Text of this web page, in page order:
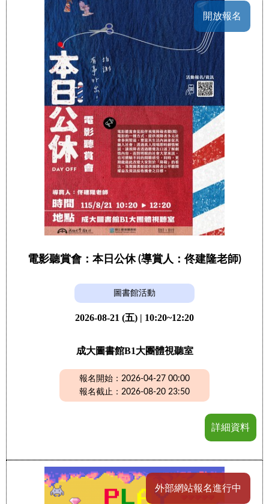
開放報名
電影聽賞會：本日公休 (導賞人：佟建隆老師)
圖書館活動
2026-08-21 (五) | 10:20~12:20
成大圖書館B1大團體視聽室
報名開始：2026-04-27 00:00
報名截止：2026-08-20 23:50
詳細資料
外部網站報名進行中